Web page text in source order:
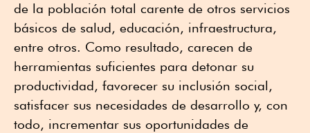
de la población total carente de otros servicios
básicos de salud, educación, infraestructura,
entre otros. Como resultado, carecen de
herramientas suficientes para detonar su
productividad, favorecer su inclusión social,
satisfacer sus necesidades de desarrollo y, con
todo, incrementar sus oportunidades de